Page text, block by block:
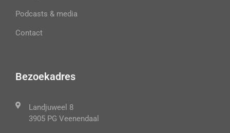
Podcasts & media
Contact
Bezoekadres
Landjuweel 8
3905 PG Veenendaal